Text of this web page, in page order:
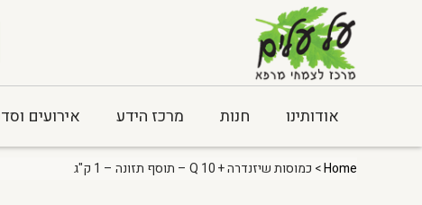
אודותינו חנות מרכז הידע אירועים
Home> כמוסות שיזנדרה + Q 10 – תוסף תזונה – 1 ק"ג